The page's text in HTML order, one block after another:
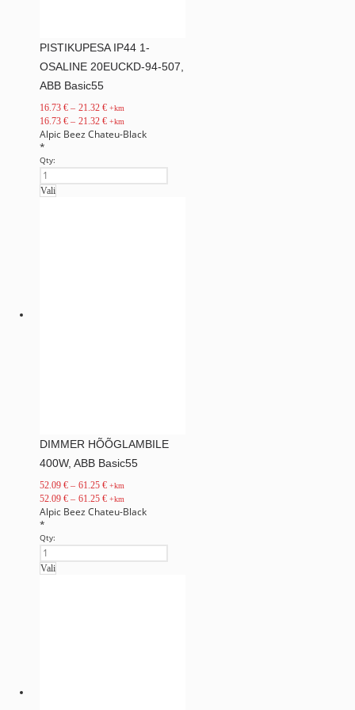
PISTIKUPESA IP44 1-
OSALINE 20EUCKD-94-507,
ABB Basic55
16.73€ – 21.32 € +km
16.73€ – 21.32 € +km
Alpic Beez Chateu-Black
*
Qty:
Vali
DIMMER HÕÕGLAMBILE
400W, ABB Basic55
52.09€ – 61.25 € +km
52.09€ – 61.25 € +km
Alpic Beez Chateu-Black
*
Qty:
Vali